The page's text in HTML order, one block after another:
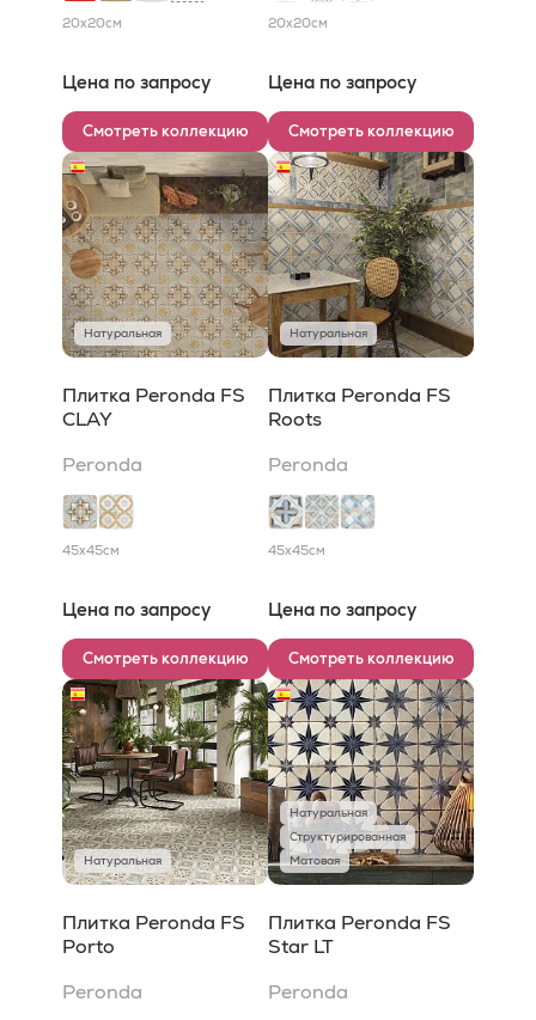
20x20см
Цена по запросу
Смотреть коллекцию
20x20см
Цена по запросу
Смотреть коллекцию
Натуральная
Плитка Peronda FS
CLAY
Peronda
45x45см
Цена по запросу
Смотреть коллекцию
Натуральная
Плитка Peronda FS
Roots
Peronda
45x45см
Цена по запросу
Смотреть коллекцию
Натуральная
Плитка Peronda FS
Porto
Peronda
Натуральная
Структурированная
Матовая
Плитка Peronda FS
Star LT
Peronda